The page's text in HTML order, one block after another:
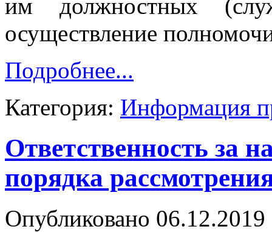
им должностных
осуществление
Подробнее...
Категория: Информация
Ответственность за
порядка
Опубликовано